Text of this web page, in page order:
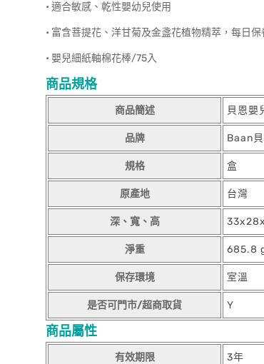
• 適合敏感、乾性嬰幼兒使用
• 富含菩提花、洋甘菊及金盞花植物精萃，每日保
• 嬰兒細紙軸棉花棒/75入
商品規格
商品簡述 貝恩嬰
品牌 Baan
規格 盒
原產地 台灣
深、寬、高
淨重 685.8
保存環境 室溫
是否可門市/超商取貨 Y
商品屬性
有效期限 3年